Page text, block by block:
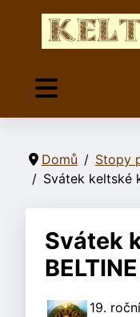
Domů Stopy
Svátek keltské
Svátek
19.